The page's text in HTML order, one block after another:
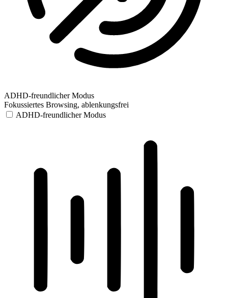
ADHD-freundlicher Modus
Fokussiertes Browsing, ablenkungsfrei
ADHD-freundlicher Modus